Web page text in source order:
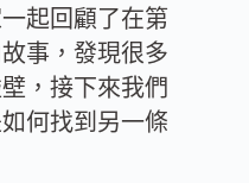
起回顧了在第
事，發現很多
，接下來我們
何找到另一條